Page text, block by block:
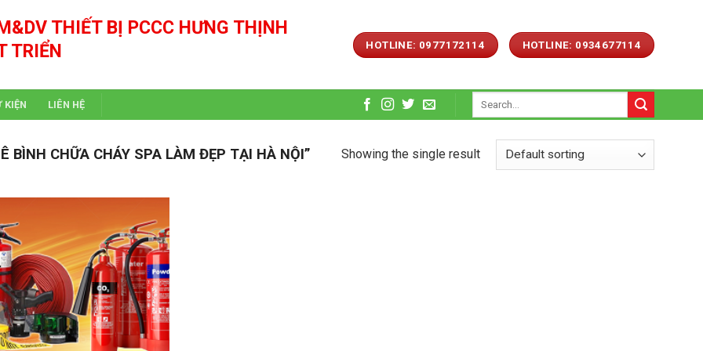
THIẾT BỊ PCCC HƯNG THỊNH
TRIỂN
HOTLINE: 0977172114 HOTLINE: 0934677114
KIỆN LIÊN HỆ
BÌNH CHỮA CHÁY SPA LÀM ĐẸP TẠI HÀ NỘI” Showing the single result